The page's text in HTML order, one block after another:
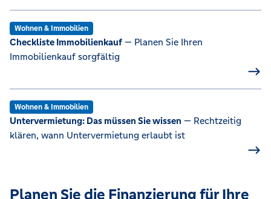
Wohnen & Immobilien
Checkliste Immobilienkauf — Planen Sie Ihren
Immobilienkauf sorgfältig
Wohnen & Immobilien
Untervermietung: Das müssen Sie wissen — Rechtzeitig
klären, wann Untervermietung erlaubt ist
Planen Sie die Finanzierung für Ihre